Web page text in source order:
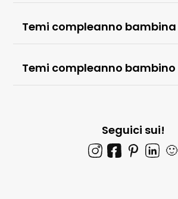
Temi compleanno bambina
Temi compleanno bambino
Seguici sui!
🙂